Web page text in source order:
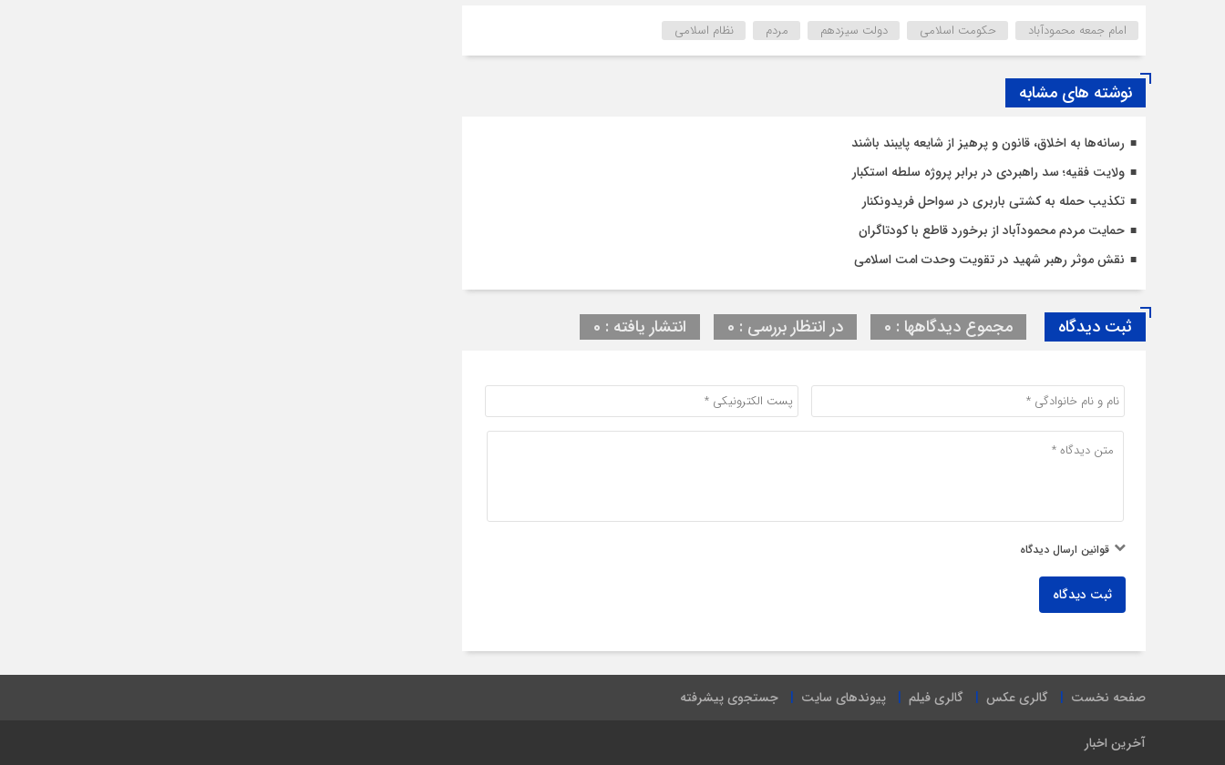
امام جمعه محمودآباد حکومت اسلامی دولت سیزدهم مردم نظام اسلامی
نوشته های مشابه
رسانه‌ها به اخلاق، قانون و پرهیز از شایعه پایبند باشند
ولایت فقیه؛ سد راهبردی در برابر پروژه سلطه استکبار
تکذیب حمله به کشتی باربری در سواحل فریدونکنار
حمایت مردم محمودآباد از برخورد قاطع با کودتاگران
نقش موثر رهبر شهید در تقویت وحدت امت اسلامی
ثبت دیدگاه مجموع دیدگاهها : 0 در انتظار بررسی : 0 انتشار یافته : 0
قوانین ارسال دیدگاه
ثبت دیدگاه
صفحه نخست گالری عکس گالری فیلم پیوندهای سایت جستجوی پیشرفته
آخرین اخبار